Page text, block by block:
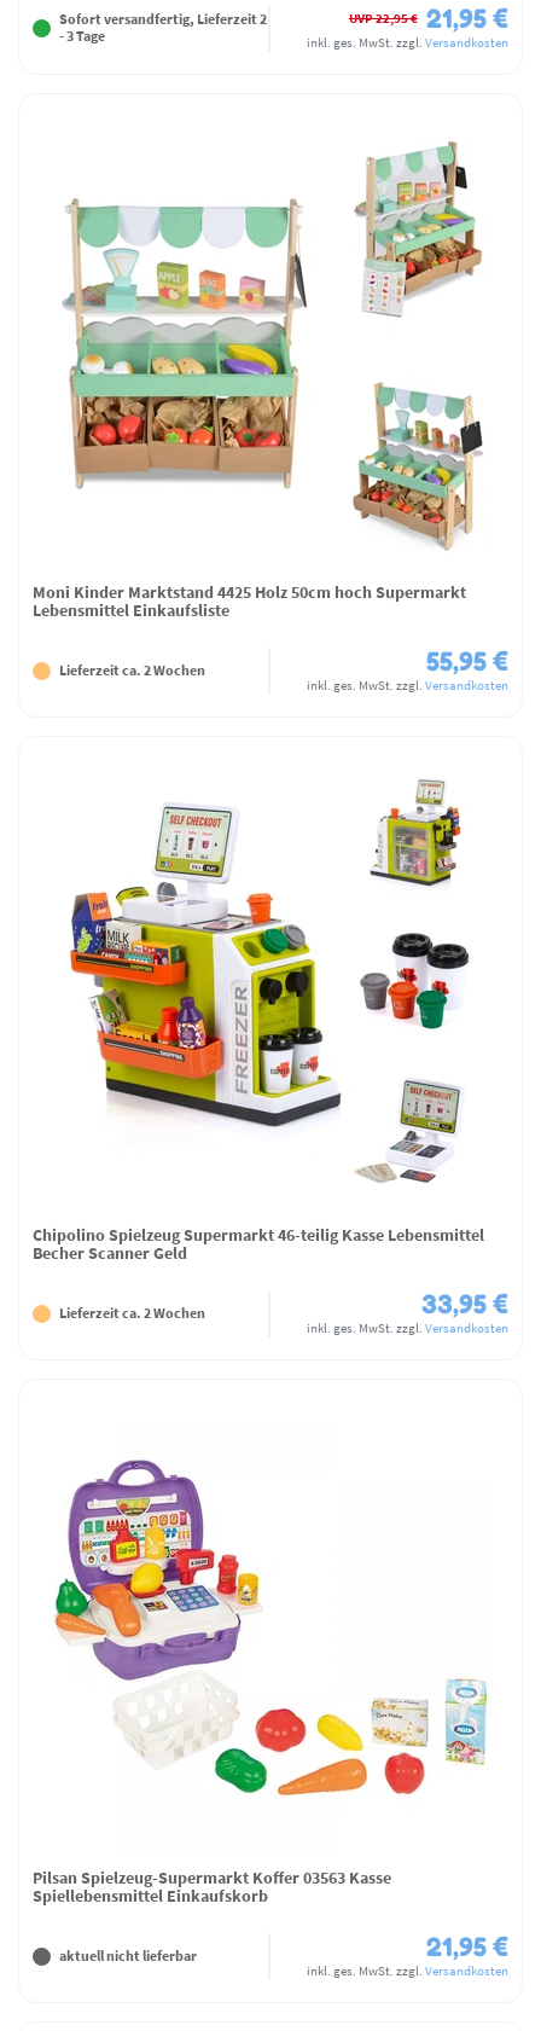
Sofort versandfertig, Lieferzeit 2
- 3 Tage
UVP 22,95 € 21,95 €
inkl. ges. MwSt. zzgl. Versandkosten
Moni Kinder Marktstand 4425 Holz 50cm hoch Supermarkt
Lebensmittel Einkaufsliste
Lieferzeit ca. 2 Wochen 55,95 €
inkl. ges. MwSt. zzgl. Versandkosten
Chipolino Spielzeug Supermarkt 46-teilig Kasse Lebensmittel
Becher Scanner Geld
Lieferzeit ca. 2 Wochen 33,95 €
inkl. ges. MwSt. zzgl. Versandkosten
Pilsan Spielzeug-Supermarkt Koffer 03563 Kasse
Spiellebensmittel Einkaufskorb
aktuell nicht lieferbar 21,95 €
inkl. ges. MwSt. zzgl. Versandkosten